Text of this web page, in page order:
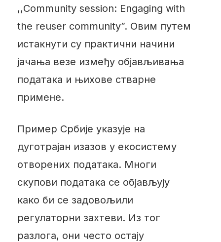
,,Community session: Engaging with
the reuser community”. Овим путем
истакнути су практични начини
јачања везе између објављивања
података и њихове стварне
примене.
Пример Србије указује на
дуготрајан изазов у екосистему
отворених података. Многи
скупови података се објављују
како би се задовољили
регулаторни захтеви. Из тог
разлога, они често остају